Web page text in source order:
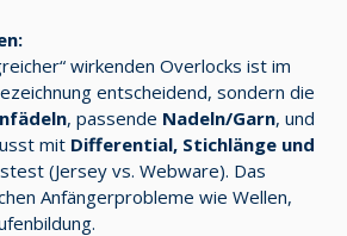
wirkenden Overlocks ist im
entscheidend, sondern die
, passende Nadeln/Garn, und
mit Differential, Stichlänge und
(Jersey vs. Webware). Das
Anfängerprobleme wie Wellen,